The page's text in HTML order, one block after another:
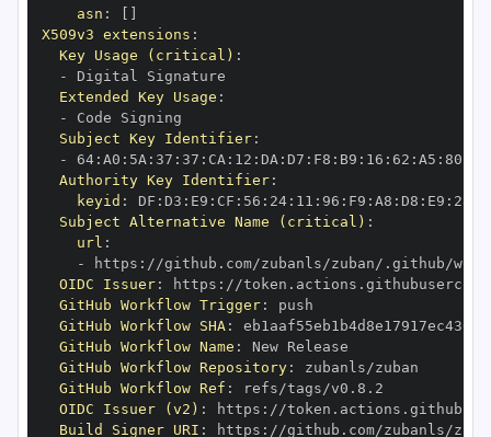
asn :
X509v3 extensions :
Key Usage (critical) :
-
Extended Key Usage :
-
Subject Key Identifier:
-
64: A0 : 5A : 37 : 37 : CA : 12 : DA : D7 : F8 : B9 : 16 : 62 : A5 : 80
Authority Key Identifier:
keyid : DF : D3 : E9 : CF : 56 : 24: 11 : 96 : F9 : A8 : D8 : E9 : 28
Subject Alternative Name (critical) :
url :
-
https :
OIDC Issuer: https :
GitHub Workflow Trigger:
GitHub Workflow SHA:
GitHub Workflow Name :
GitHub Workflow Repository:
GitHub Workflow Ref :
OIDC Issuer (v2) : https :
Build Signer URI : https :